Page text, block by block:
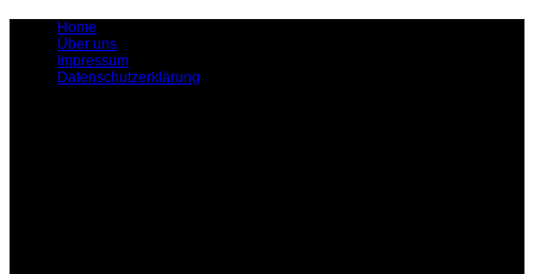
Home
Über uns
Impressum
Datenschutzerklärung